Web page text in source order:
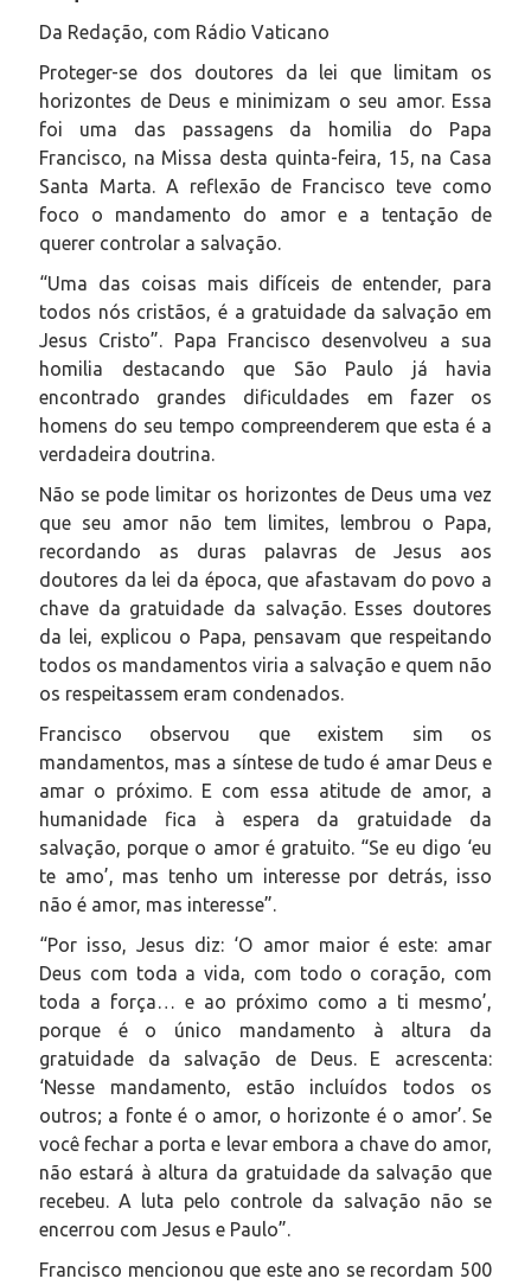
Da Redação, com Rádio Vaticano
Proteger-se dos doutores da lei que limitam os
horizontes de Deus e minimizam o seu amor. Essa
foi uma das passagens da homilia do Papa
Francisco, na Missa desta quinta-feira, 15, na Casa
Santa Marta. A reflexão de Francisco teve como
foco o mandamento do amor e a tentação de
querer controlar a salvação.
“Uma das coisas mais difíceis de entender, para
todos nós cristãos, é a gratuidade da salvação em
Jesus Cristo”. Papa Francisco desenvolveu a sua
homilia destacando que São Paulo já havia
encontrado grandes dificuldades em fazer os
homens do seu tempo compreenderem que esta é a
verdadeira doutrina.
Não se pode limitar os horizontes de Deus uma vez
que seu amor não tem limites, lembrou o Papa,
recordando as duras palavras de Jesus aos
doutores da lei da época, que afastavam do povo a
chave da gratuidade da salvação. Esses doutores
da lei, explicou o Papa, pensavam que respeitando
todos os mandamentos viria a salvação e quem não
os respeitassem eram condenados.
Francisco observou que existem sim os
mandamentos, mas a síntese de tudo é amar Deus e
amar o próximo. E com essa atitude de amor, a
humanidade fica à espera da gratuidade da
salvação, porque o amor é gratuito. “Se eu digo ‘eu
te amo’, mas tenho um interesse por detrás, isso
não é amor, mas interesse”.
“Por isso, Jesus diz: ‘O amor maior é este: amar
Deus com toda a vida, com todo o coração, com
toda a força… e ao próximo como a ti mesmo’,
porque é o único mandamento à altura da
gratuidade da salvação de Deus. E acrescenta:
‘Nesse mandamento, estão incluídos todos os
outros; a fonte é o amor, o horizonte é o amor’. Se
você fechar a porta e levar embora a chave do amor,
não estará à altura da gratuidade da salvação que
recebeu. A luta pelo controle da salvação não se
encerrou com Jesus e Paulo”.
Francisco mencionou que este ano se recordam 500